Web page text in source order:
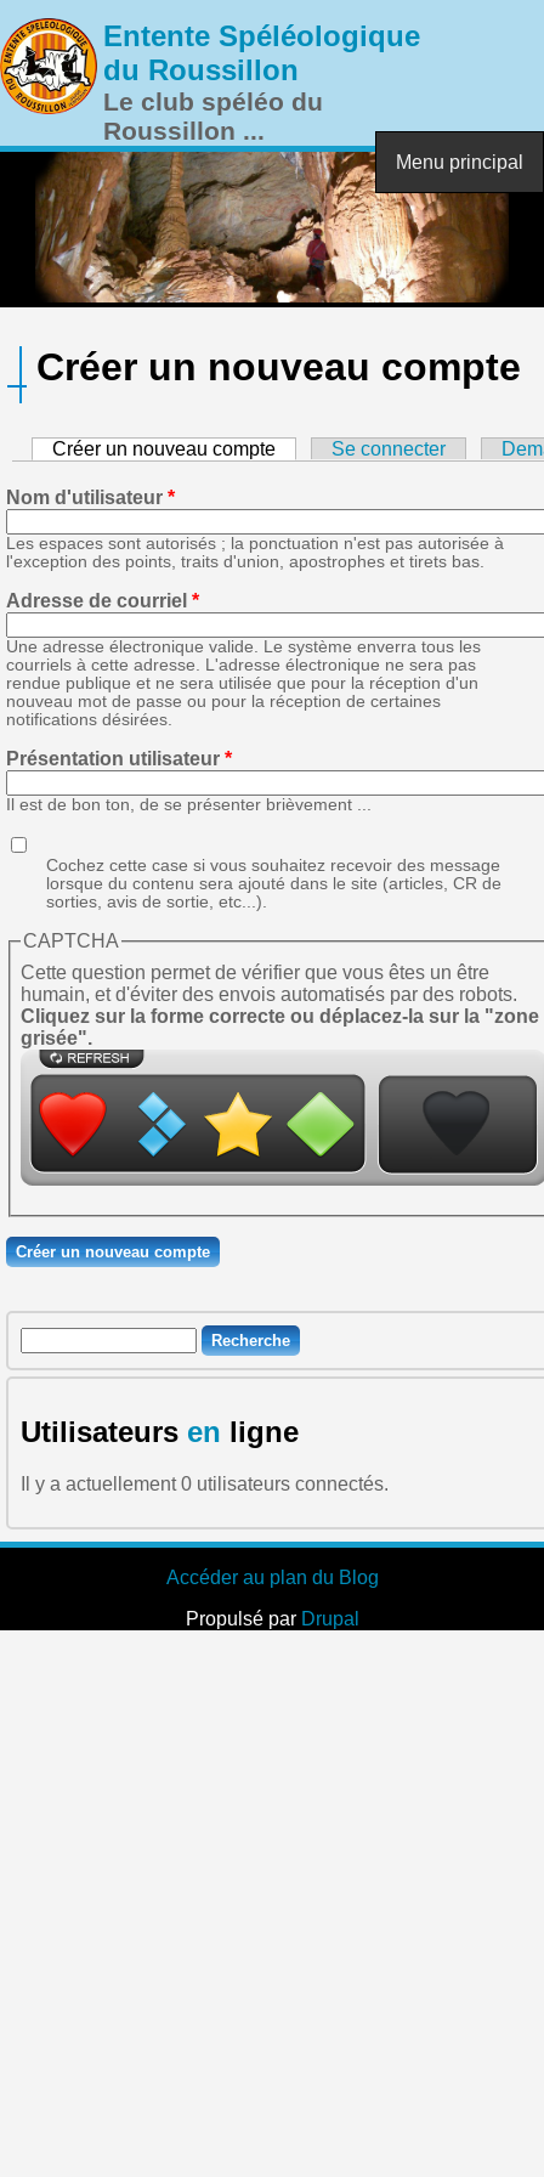
Entente Spéléologique
du Roussillon
Le club spéléo du
Roussillon ...
Menu principal
Créer un nouveau compte
Créer un nouveau compte (onglet actif)Se connecter
Nom d'utilisateur *
Les espaces sont autorisés ; la ponctuation n'est pas autorisée à
l'exception des points, traits d'union, apostrophes et tirets bas.
Adresse de courriel *
Une adresse électronique valide. Le système enverra tous les
courriels à cette adresse. L'adresse électronique ne sera pas
rendue publique et ne sera utilisée que pour la réception d'un
nouveau mot de passe ou pour la réception de certaines
notifications désirées.
Présentation utilisateur *
Il est de bon ton, de se présenter brièvement ...
Cochez cette case si vous souhaitez recevoir des message
lorsque du contenu sera ajouté dans le site (articles, CR de
sorties, avis de sortie, etc...).
CAPTCHA
Cette question permet de vérifier que vous êtes un être
humain, et d'éviter des envois automatisés par des robots.
Cliquez sur la forme correcte ou déplacez-la sur la "zone
grisée".
Formulaire de recherche
Recherche
Utilisateurs en ligne
Il y a actuellement 0 utilisateurs connectés.
Accéder au plan du Blog
Propulsé par Drupal